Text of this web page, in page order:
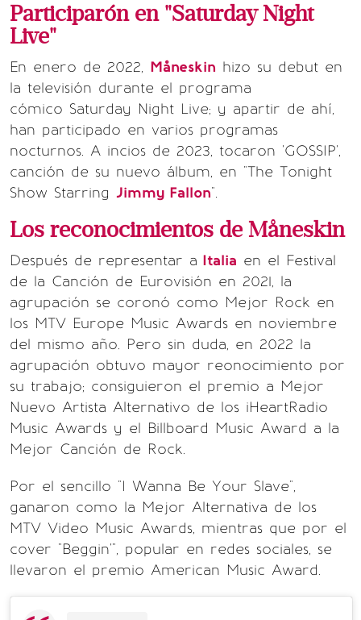
Participarón en "Saturday Night
Live"
En enero de 2022, Måneskin hizo su debut en
la televisión durante el programa
cómico Saturday Night Live; y apartir de ahí,
han participado en varios programas
nocturnos. A incios de 2023, tocaron 'GOSSIP',
canción de su nuevo álbum, en "The Tonight
Show Starring Jimmy Fallon".
Los reconocimientos de Måneskin
Después de representar a Italia en el Festival
de la Canción de Eurovisión en 2021, la
agrupación se coronó como Mejor Rock en
los MTV Europe Music Awards en noviembre
del mismo año. Pero sin duda, en 2022 la
agrupación obtuvo mayor reonocimiento por
su trabajo; consiguieron el premio a Mejor
Nuevo Artista Alternativo de los iHeartRadio
Music Awards y el Billboard Music Award a la
Mejor Canción de Rock.
Por el sencillo "I Wanna Be Your Slave",
ganaron como la Mejor Alternativa de los
MTV Video Music Awards, mientras que por el
cover "Beggin'", popular en redes sociales, se
llevaron el premio American Music Award.